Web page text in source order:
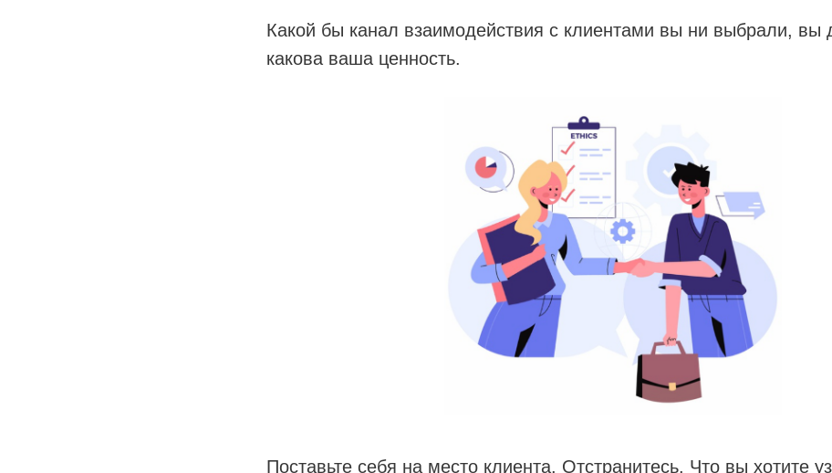
Какой бы канал взаимодействия с клиентами вы ни выбрали, вы
какова ваша ценность.
Поставьте себя на место клиента. Отстранитесь. Что вы хотите